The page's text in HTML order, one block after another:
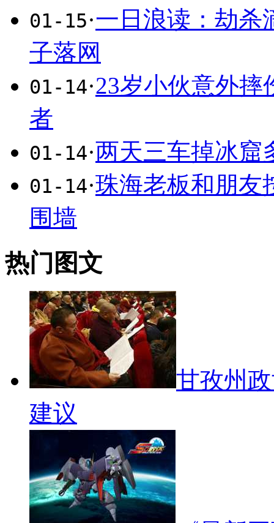
01-15·一日浪读：劫杀
子落网
01-14·23岁小伙意外摔
者
01-14·两天三车掉冰窟
01-14·珠海老板和朋友
围墙
热门图文
甘孜州
建议